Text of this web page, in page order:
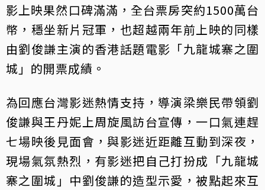
影上映果然口碑滿滿，全台票房突約1500萬台
幣，穩坐新片冠軍，也超越兩年前上映的同樣
由劉俊謙主演的香港話題電影「九龍城寨之圍
城」的開票成績。
為回應台灣影迷熱情支持，導演梁樂民帶領劉
俊謙與王丹妮上周旋風訪台宣傳，一口氣連趕
七場映後見面會，與影迷近距離互動到深夜，
現場氣氛熱烈，有影迷把自己打扮成「九龍城
寨之圍城」中劉俊謙的造型示愛，被點起來互